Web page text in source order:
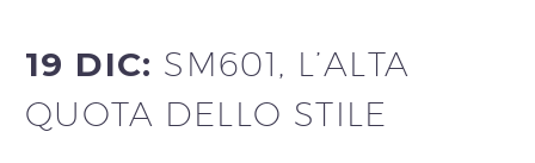
19 DIC: SM601, L’ALTA
QUOTA DELLO STILE